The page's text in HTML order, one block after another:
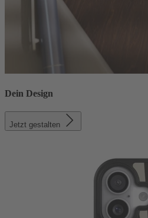
Dein Design
Jetzt gestalten